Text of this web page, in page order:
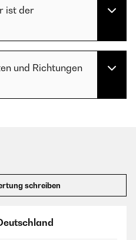
ist der
und Richtungen
schreiben